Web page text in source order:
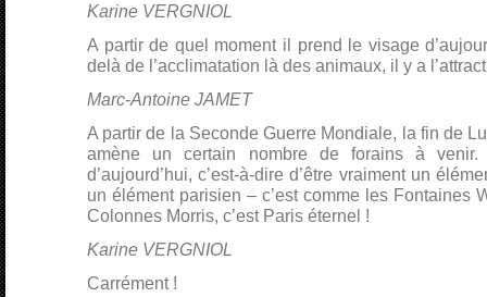
Karine VERGNIOL
A partir de quel moment il prend le visage
delà de l’acclimatation là des animaux, il y a
Marc-Antoine JAMET
A partir de la Seconde Guerre Mondiale, la fin de
amène un certain nombre de forains à
d’aujourd’hui, c’est-à-dire d’être vraiment un
un élément parisien – c’est comme les Fontaines
Colonnes Morris, c’est Paris éternel !
Karine VERGNIOL
Carrément !